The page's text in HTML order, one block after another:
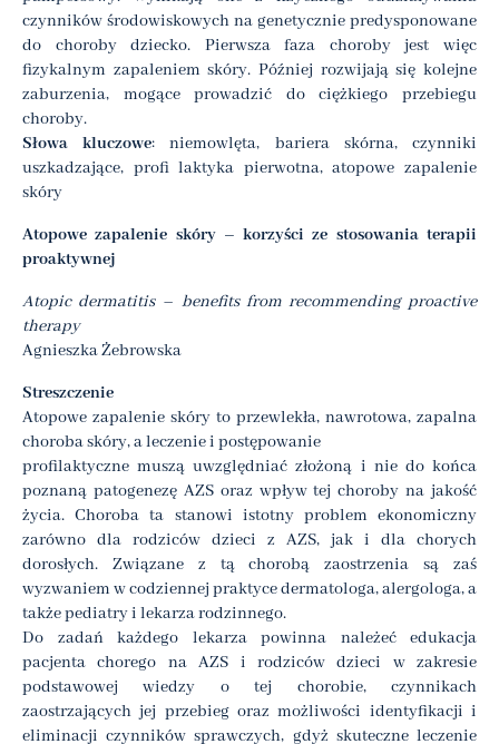
czynników środowiskowych na genetycznie predysponowane
do choroby dziecko. Pierwsza faza choroby jest więc
fizykalnym zapaleniem skóry. Później rozwijają się kolejne
zaburzenia, mogące prowadzić do ciężkiego przebiegu
choroby.
Słowa kluczowe: niemowlęta, bariera skórna, czynniki
uszkadzające, profi laktyka pierwotna, atopowe zapalenie
skóry
Atopowe zapalenie skóry – korzyści ze stosowania terapii
proaktywnej
Atopic dermatitis – benefits from recommending proactive
therapy
Agnieszka Żebrowska
Streszczenie
Atopowe zapalenie skóry to przewlekła, nawrotowa, zapalna
choroba skóry, a leczenie i postępowanie
profilaktyczne muszą uwzględniać złożoną i nie do końca
poznaną patogenezę AZS oraz wpływ tej choroby na jakość
życia. Choroba ta stanowi istotny problem ekonomiczny
zarówno dla rodziców dzieci z AZS, jak i dla chorych
dorosłych. Związane z tą chorobą zaostrzenia są zaś
wyzwaniem w codziennej praktyce dermatologa, alergologa, a
także pediatry i lekarza rodzinnego.
Do zadań każdego lekarza powinna należeć edukacja
pacjenta chorego na AZS i rodziców dzieci w zakresie
podstawowej wiedzy o tej chorobie, czynnikach
zaostrzających jej przebieg oraz możliwości identyfikacji i
eliminacji czynników sprawczych, gdyż skuteczne leczenie